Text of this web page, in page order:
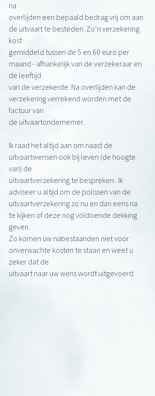
na
overlijden een bepaald bedrag vrij om aan
de uitvaart te besteden. Zo’n verzekering
kost
gemiddeld tussen de 5 en 60 euro per
maand - afhankelijk van de verzekeraar en
de leeftijd
van de verzekerde. Na overlijden kan de
verzekering verrekend worden met de
factuur van
de uitvaartondernemer.
Ik raad het altijd aan om naast de
uitvaartwensen ook bij leven (de hoogte
van) de
uitvaartverzekering te bespreken.  Ik
adviseer u altijd om de polissen van de
uitvaartverzekering zo nu en dan eens na
te kijken of deze nog voldoende dekking
geven.
Zo komen uw nabestaanden niet voor
onverwachte kosten te staan en weet u
zeker dat de
uitvaart naar uw wens wordt uitgevoerd.